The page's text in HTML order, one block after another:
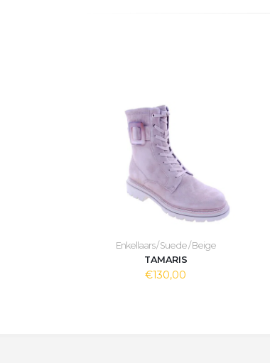
Enkellaars / Suede / Beige
TAMARIS
€130,00